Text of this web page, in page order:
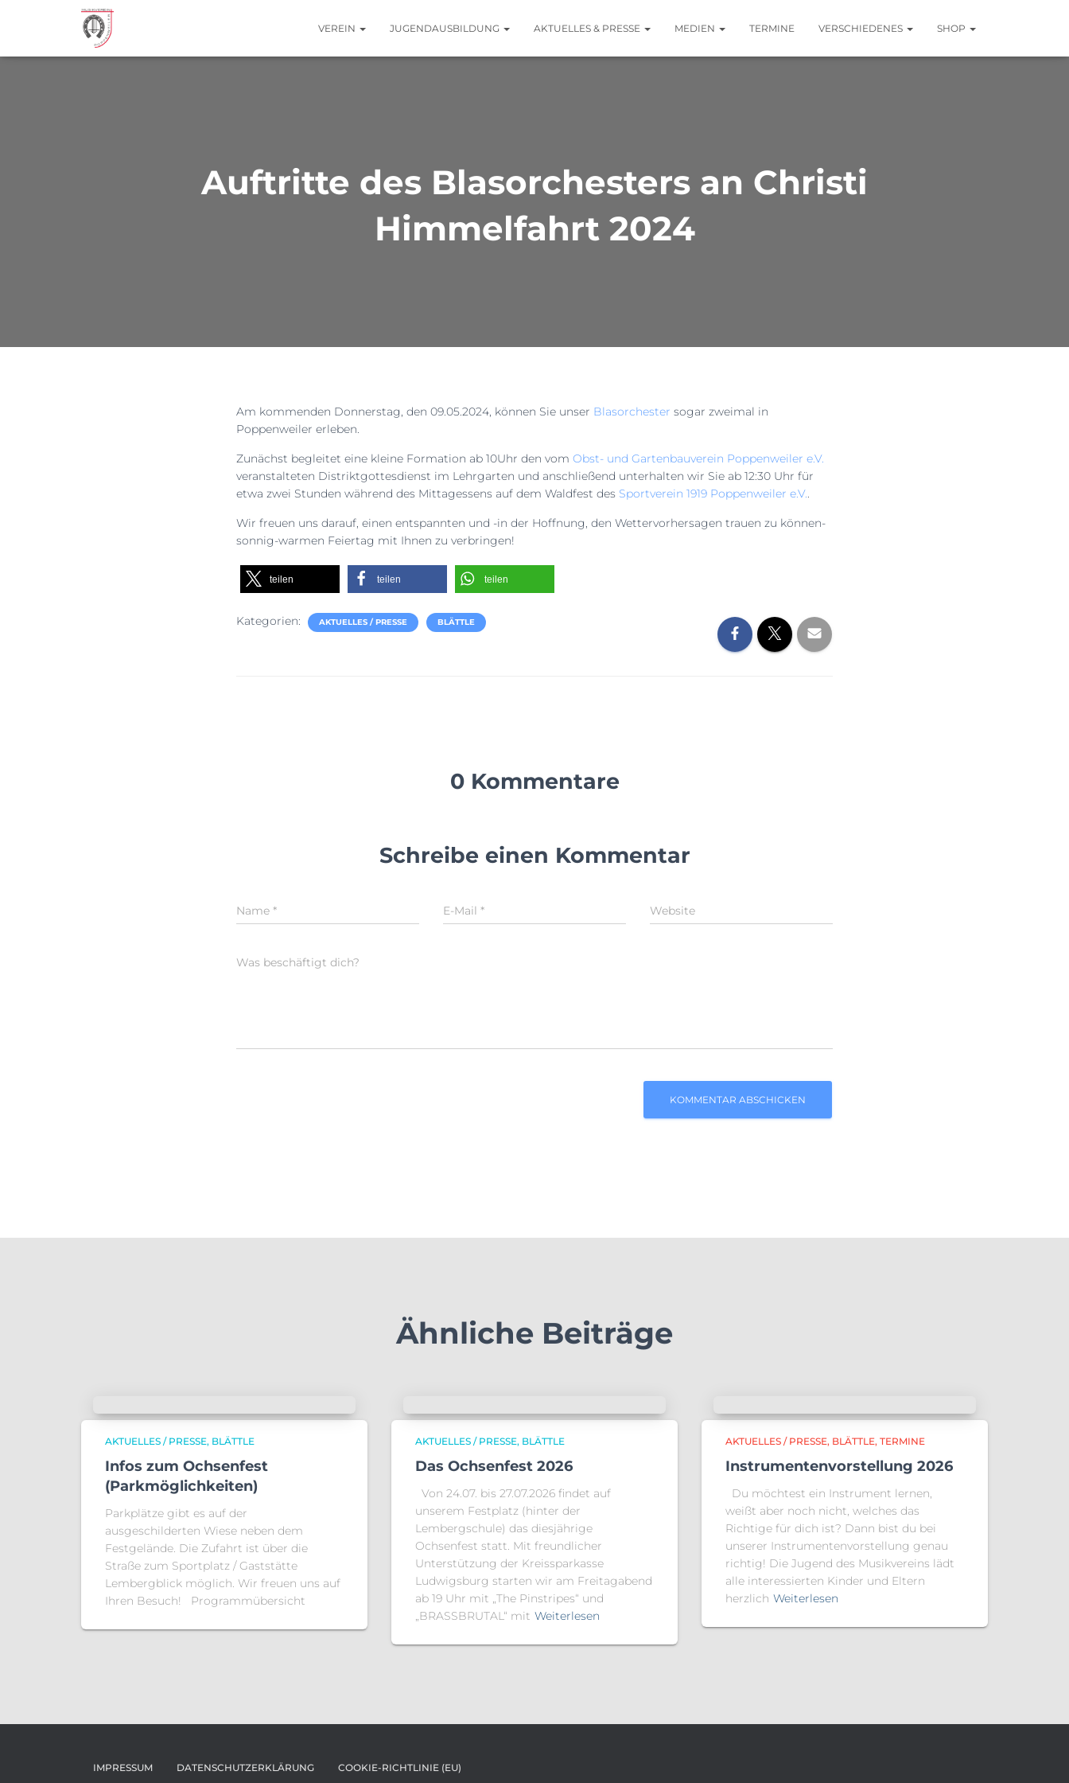
VEREIN JUGENDAUSBILDUNG AKTUELLES & PRESSE MEDIEN TERMINE VERSCHIEDENES SHOP
Auftritte des Blasorchesters an Christi
Himmelfahrt 2024
Am kommenden Donnerstag, den 09.05.2024, können Sie unser Blasorchester sogar zweimal in
Poppenweiler erleben.
Zunächst begleitet eine kleine Formation ab 10Uhr den vom Obst- und Gartenbauverein Poppenweiler e.V.
veranstalteten Distriktgottesdienst im Lehrgarten und anschließend unterhalten wir Sie ab 12:30 Uhr für
etwa zwei Stunden während des Mittagessens auf dem Waldfest des Sportverein 1919 Poppenweiler e.V..
Wir freuen uns darauf, einen entspannten und -in der Hoffnung, den Wettervorhersagen trauen zu können-
sonnig-warmen Feiertag mit Ihnen zu verbringen!
teilen teilen teilen
Kategorien: AKTUELLES / PRESSE BLÄTTLE
0 Kommentare
Schreibe einen Kommentar
Name * E-Mail * Website
Was beschäftigt dich?
Ähnliche Beiträge
AKTUELLES / PRESSE BLÄTTLE
Infos zum Ochsenfest
(Parkmöglichkeiten)
Parkplätze gibt es auf der
ausgeschilderten Wiese neben dem
Festgelände. Die Zufahrt ist über die
Straße zum Sportplatz / Gaststätte
Lembergblick möglich. Wir freuen uns auf
Ihren Besuch! Programmübersicht
AKTUELLES / PRESSE BLÄTTLE
Das Ochsenfest 2026
Von 24.07. bis 27.07.2026 findet auf
unserem Festplatz (hinter der
Lembergschule) das diesjährige
Ochsenfest statt. Mit freundlicher
Unterstützung der Kreissparkasse
Ludwigsburg starten wir am Freitagabend
ab 19 Uhr mit „The Pinstripes“ und
„BRASSBRUTAL“ mit Weiterlesen
AKTUELLES / PRESSE BLÄTTLE TERMINE
Instrumentenvorstellung 2026
Du möchtest ein Instrument lernen,
weißt aber noch nicht, welches das
Richtige für dich ist? Dann bist du bei
unserer Instrumentenvorstellung genau
richtig! Die Jugend des Musikvereins lädt
alle interessierten Kinder und Eltern
herzlich Weiterlesen
IMPRESSUM DATENSCHUTZERKLÄRUNG COOKIE-RICHTLINIE (EU)